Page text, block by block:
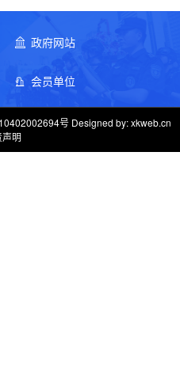
政府网站
会员单位
号 Designed by: xkweb.cn
声明